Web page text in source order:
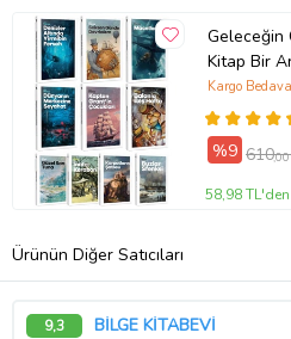
Geleceğin
Kitap Bir
Kargo Bedava
%9 610,00
58,98
Ürünün Diğer Satıcıları
9,3 BİLGE KİTABEVİ